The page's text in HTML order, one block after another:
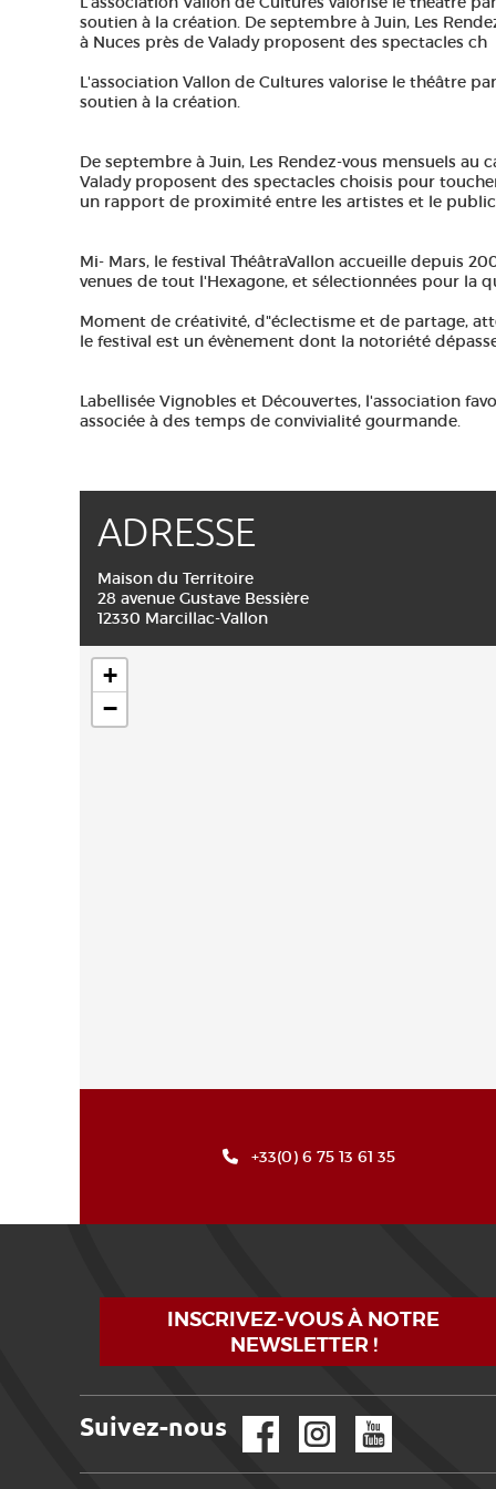
soutien à la création. De septembre à Juin, Les
à Nuces près de Valady proposent des spectacles ch
L'association Vallon de Cultures valorise le théâtre
soutien à la création.
De septembre à Juin, Les Rendez-vous mensuels au
Valady proposent des spectacles choisis pour
un rapport de proximité entre les artistes et le
Mi- Mars, le festival ThéâtraVallon accueille depuis
venues de tout l'Hexagone, et sélectionnées pour la
Moment de créativité, d"éclectisme et de partage,
le festival est un évènement dont la notoriété
Labellisée Vignobles et Découvertes, l'association
associée à des temps de convivialité gourmande.
ADRESSE
Maison du Territoire
28 avenue Gustave Bessière
12330 Marcillac-Vallon
+
−
+33(0) 6 75 13 61 35
INSCRIVEZ-VOUS À NOTRE
NEWSLETTER !
Suivez-nous